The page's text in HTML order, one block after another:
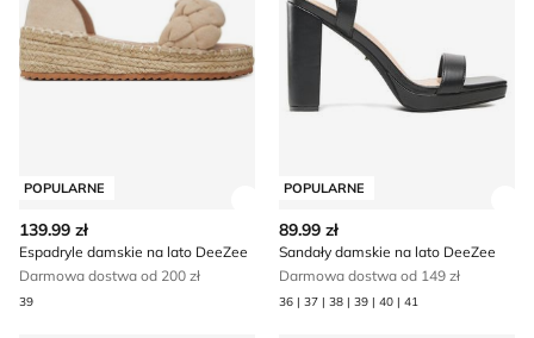
POPULARNE
139.99 zł
Espadryle damskie na lato DeeZee
Darmowa dostwa od 200 zł
39
POPULARNE
89.99 zł
Sandały damskie na lato DeeZee
Darmowa dostwa od 149 zł
36 | 37 | 38 | 39 | 40 | 41